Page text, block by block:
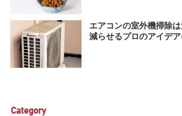
エアコンの室外機掃除
減らせるプロのアイデ
Category